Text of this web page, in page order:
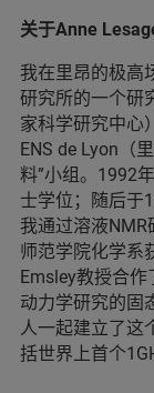
关于Anne
我在里昂的极高
研究所的一个研
家科学研究中心
ENS de Lyon（
料”小组。1992
士学位；随后于
我通过溶液
师范学院化学系
Emsley教授合
动力学研究的固
人一起建立了这
括世界上首个